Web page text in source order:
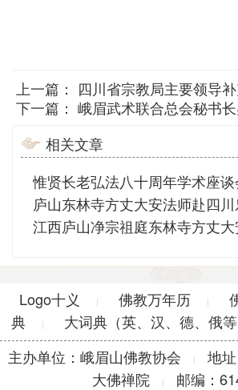
上一篇： 四川省宗教局主要领导
下一篇： 峨眉武术联合总会秘书长吴信
相关文章
Logo十义 | 佛教万年历 |
典
| 大词典（英、汉、德、俄等
主办单位：峨眉山佛教协会
|
地
大佛禅院
| 邮编：